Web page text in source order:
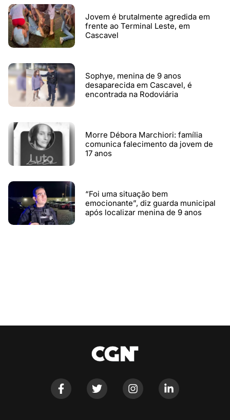
Jovem é brutalmente agredida em
frente ao Terminal Leste, em
Cascavel
Sophye, menina de 9 anos
desaparecida em Cascavel, é
encontrada na Rodoviária
Morre Débora Marchiori: família
comunica falecimento da jovem de
17 anos
“Foi uma situação bem
emocionante”, diz guarda municipal
após localizar menina de 9 anos